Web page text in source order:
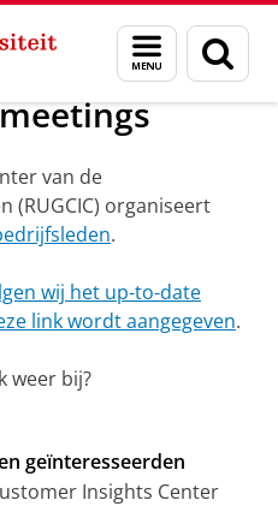
Menu
en
zoeken
van de
(RUGCIC) organiseert
.
wij het up-to-date
link wordt aangegeven.
weer bij?Center van de
geïnteresseerden
Insights Center